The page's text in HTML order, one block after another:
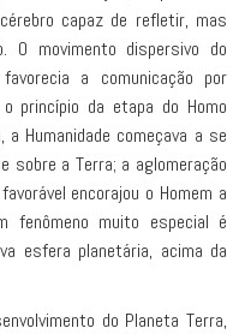
capaz de refletir, mas
O movimento dispersivo do
a comunicação por
princípio da etapa do Homo
Humanidade começava a se
sobre a Terra; a aglomeração
encorajou o Homem a
fenômeno muito especial é
esfera planetária, acima da
do Planeta Terra,